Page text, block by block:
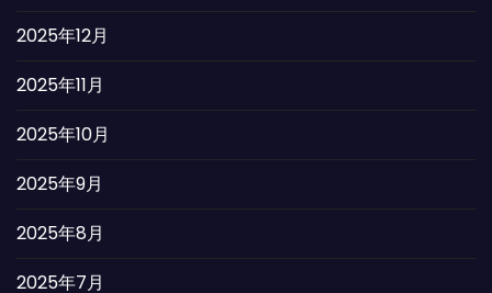
2025年12月
2025年11月
2025年10月
2025年9月
2025年8月
2025年7月